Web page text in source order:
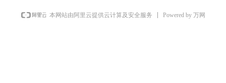
本网站由阿里云提供云计算及安全服务 Powered by 万网